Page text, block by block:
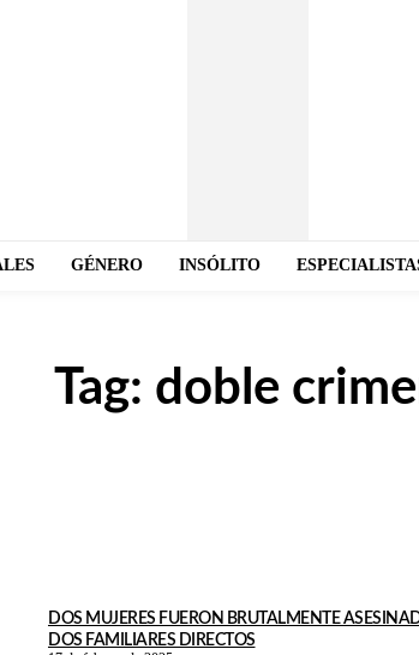
GÉNERO INSÓLITO
Tag: doble
DOS MUJERES FUERON BRUTALMENTE
DOS FAMILIARES DIRECTOS